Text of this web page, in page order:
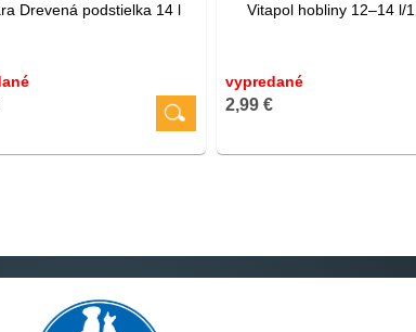
Drevená podstielka 14 l Vitapol hobliny 12–14 l/
vypredané
2,99 €